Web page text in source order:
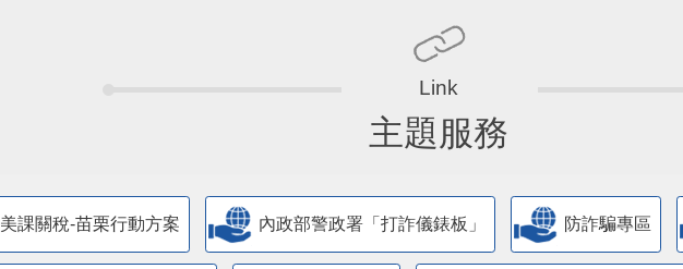
主題服務
美課關稅-苗栗行動方案 內政部警政署「打詐儀錶板」 防詐騙專區